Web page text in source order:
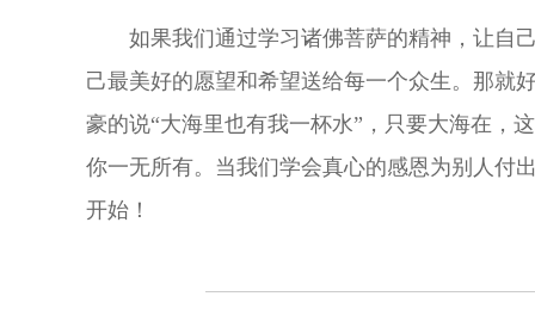
如果我们通过学习诸佛菩萨的精神，让自
己最美好的愿望和希望送给每一个众生。那就
豪的说“大海里也有我一杯水”，只要大海在，
你一无所有。当我们学会真心的感恩为别人付
开始！